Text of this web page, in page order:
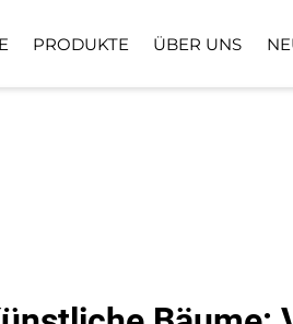
PRODUKTE ÜBER UNS